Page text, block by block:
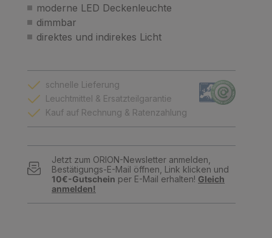
moderne LED Deckenleuchte
dimmbar
direktes und indirekes Licht
schnelle Lieferung
Leuchtmittel & Ersatzteilgarantie
Kauf auf Rechnung & Ratenzahlung
Jetzt zum ORION-Newsletter anmelden,
Bestätigungs-E-Mail öffnen, Link klicken und
10€-Gutschein per E-Mail erhalten! Gleich
anmelden!